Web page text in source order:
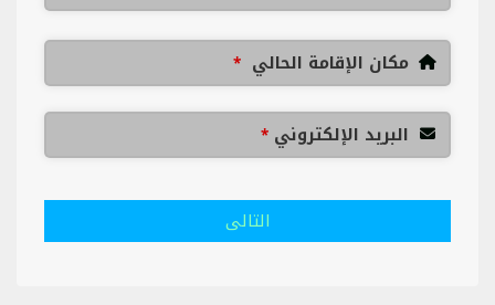
مكان الإقامة الحالي *
البريد الإلكتروني *
التالى